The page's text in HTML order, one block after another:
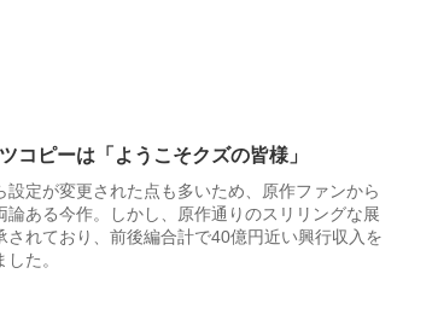
コピーは「ようこそクズの皆様」
設定が変更された点も多いため、原作ファンから
論ある今作。しかし、原作通りのスリリングな展
されており、前後編合計で40億円近い興行収入を
た。